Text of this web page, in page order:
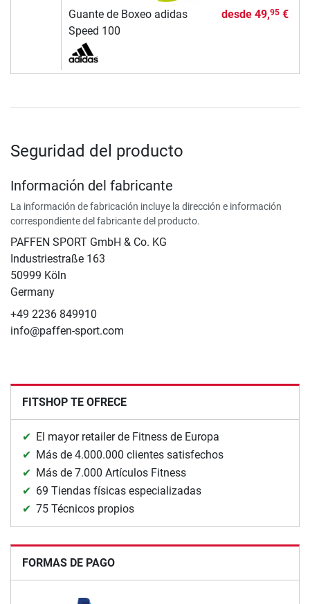
Guante de Boxeo adidas
Speed 100
desde 49,95€
Seguridad del producto
Información del fabricante
La información de fabricación incluye la dirección e información
correspondiente del fabricante del producto.
PAFFEN SPORT GmbH & Co. KG
Industriestraße 163
50999 Köln
Germany
+49 2236 849910
info@paffen-sport.com
FITSHOP TE OFRECE
El mayor retailer de Fitness de Europa
Más de 4.000.000 clientes satisfechos
Más de 7.000 Artículos Fitness
69 Tiendas físicas especializadas
75 Técnicos propios
FORMAS DE PAGO